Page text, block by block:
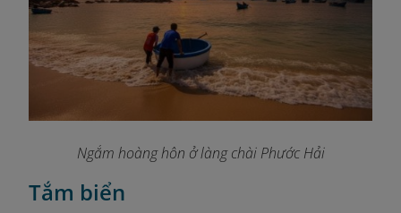
Ngắm hoàng hôn ở làng chài Phước Hải
Tắm biển